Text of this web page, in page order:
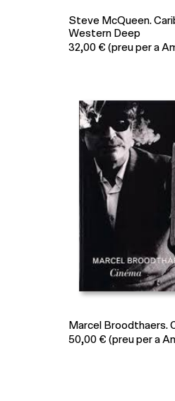
Steve McQueen.
Western Deep
32,00 € (preu per a
Marcel Broodthaers.
50,00 € (preu per a